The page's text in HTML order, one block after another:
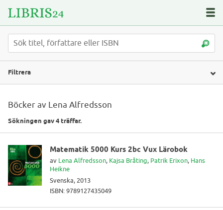
Filtrera
Böcker av Lena Alfredsson
Sökningen gav 4 träffar.
Matematik 5000 Kurs 2bc Vux Lärobok
av Lena Alfredsson, Kajsa Bråting, Patrik Erixon, Hans
Heikne
Svenska, 2013
ISBN: 9789127435049